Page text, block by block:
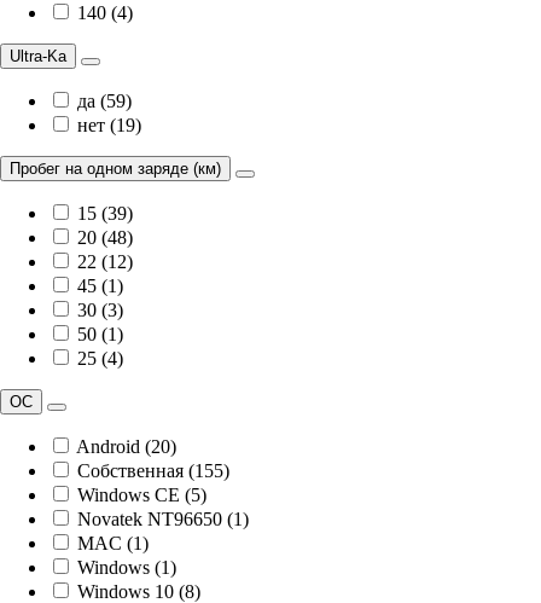
140 (4)
Ultra-Ka
да (59)
нет (19)
Пробег на одном заряде (км)
15 (39)
20 (48)
22 (12)
45 (1)
30 (3)
50 (1)
25 (4)
ОС
Android (20)
Собственная (155)
Windows CE (5)
Novatek NT96650 (1)
MAC (1)
Windows (1)
Windows 10 (8)